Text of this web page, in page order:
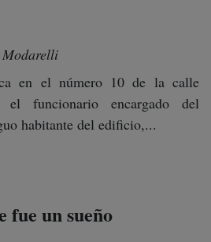
en el número 10 de la calle
el funcionario encargado del
habitante del edificio,...
fue un sueño